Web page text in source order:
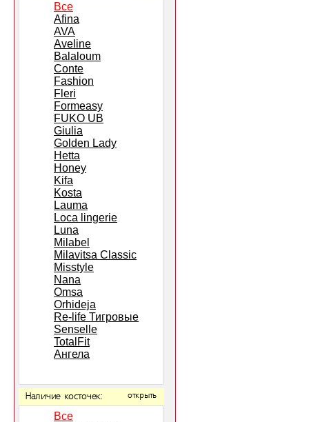
Все
Afina
AVA
Aveline
Balaloum
Conte
Fashion
Fleri
Formeasy
FUKO UB
Giulia
Golden Lady
Hetta
Honey
Kifa
Kosta
Lauma
Loca lingerie
Luna
Milabel
Milavitsa Classic
Misstyle
Nana
Omsa
Orhideja
Re-life Тигровые
Senselle
TotalFit
Ангела
Наличие косточек: открыть
Все